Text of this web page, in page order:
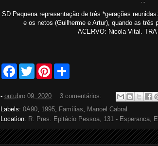
SD Pequena representação de três *gerações
e os netos (Guilherme e Artur), quando as três
ACERVO: Nicola Vital.
F
b
o
k
T
w
t
e
r
P
r
e
s
t
e
- outubro 09, 2020
3 comentários:
Labels: 0A90 1995 Famílias
Manoel Cabral
Location: R. Pres. Epitácio Pessoa, 131 - Esperanca,